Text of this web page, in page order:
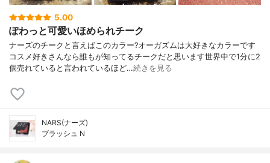
5.00
ぽわっと可愛いほめられチーク
ナーズのチークと言えばこのカラー?オーガズムは大好きなカラーです
コスメ好きさんなら誰もが知ってるチークだと思います世界中で1分に2
個売れていると言われているほど…続きを見る
NARS(ナーズ)
ブラッシュ N